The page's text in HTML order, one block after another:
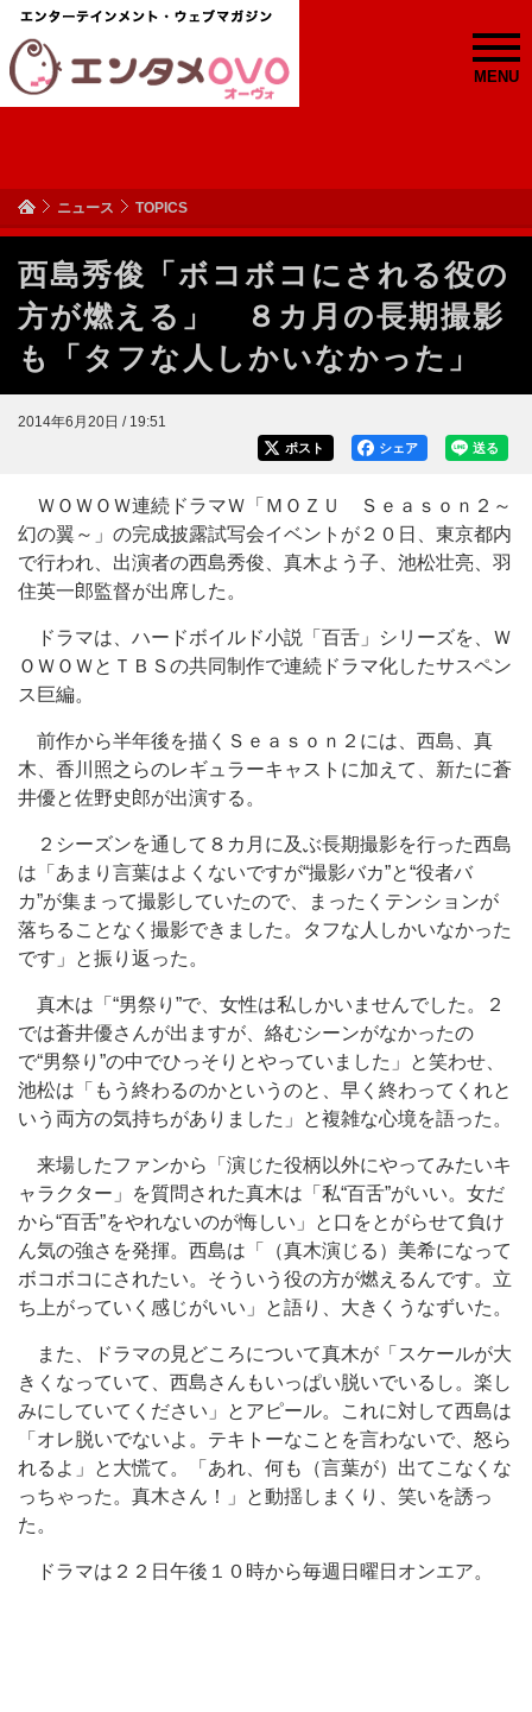
MENU
ニュース TOPICS
西島秀俊「ボコボコにされる役の
方が燃える」 ８カ月の長期撮影
も「タフな人しかいなかった」
2014年6月20日 / 19:51
送る
シェア
ポスト
ＷＯＷＯＷ連続ドラマＷ「ＭＯＺＵ Ｓｅａｓｏｎ２～
幻の翼～」の完成披露試写会イベントが２０日、東京都内
で行われ、出演者の西島秀俊、真木よう子、池松壮亮、羽
住英一郎監督が出席した。
ドラマは、ハードボイルド小説「百舌」シリーズを、Ｗ
ＯＷＯＷとＴＢＳの共同制作で連続ドラマ化したサスペン
ス巨編。
前作から半年後を描くＳｅａｓｏｎ２には、西島、真
木、香川照之らのレギュラーキャストに加えて、新たに蒼
井優と佐野史郎が出演する。
２シーズンを通して８カ月に及ぶ長期撮影を行った西島
は「あまり言葉はよくないですが“撮影バカ”と“役者バ
カ”が集まって撮影していたので、まったくテンションが
落ちることなく撮影できました。タフな人しかいなかった
です」と振り返った。
真木は「“男祭り”で、女性は私しかいませんでした。２
では蒼井優さんが出ますが、絡むシーンがなかったの
で“男祭り”の中でひっそりとやっていました」と笑わせ、
池松は「もう終わるのかというのと、早く終わってくれと
いう両方の気持ちがありました」と複雑な心境を語った。
来場したファンから「演じた役柄以外にやってみたいキ
ャラクター」を質問された真木は「私“百舌”がいい。女だ
から“百舌”をやれないのが悔しい」と口をとがらせて負け
ん気の強さを発揮。西島は「（真木演じる）美希になって
ボコボコにされたい。そういう役の方が燃えるんです。立
ち上がっていく感じがいい」と語り、大きくうなずいた。
また、ドラマの見どころについて真木が「スケールが大
きくなっていて、西島さんもいっぱい脱いでいるし。楽し
みにしていてください」とアピール。これに対して西島は
「オレ脱いでないよ。テキトーなことを言わないで、怒ら
れるよ」と大慌て。「あれ、何も（言葉が）出てこなくな
っちゃった。真木さん！」と動揺しまくり、笑いを誘っ
た。
ドラマは２２日午後１０時から毎週日曜日オンエア。